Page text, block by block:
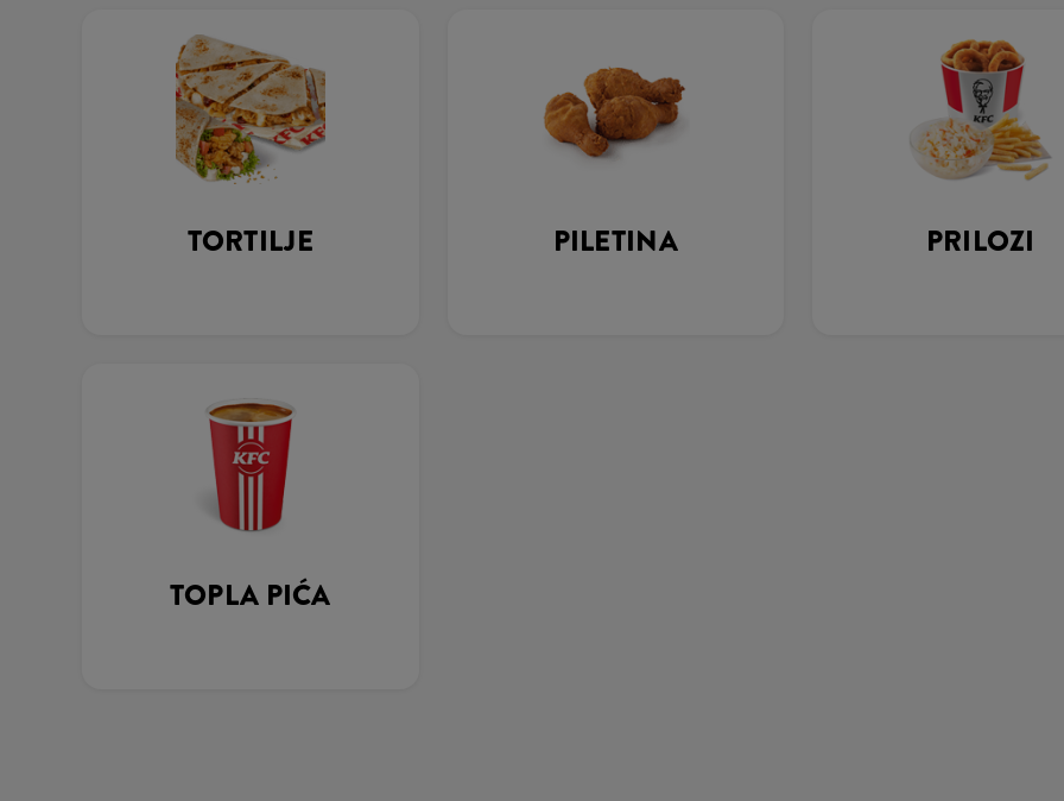
TORTILJE PILETINA PRILOZI
TOPLA PIĆA